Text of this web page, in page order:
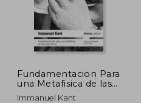
40%
dcto.
Fundamentacion Para
una Metafisica de las
Costumbres
Immanuel Kant